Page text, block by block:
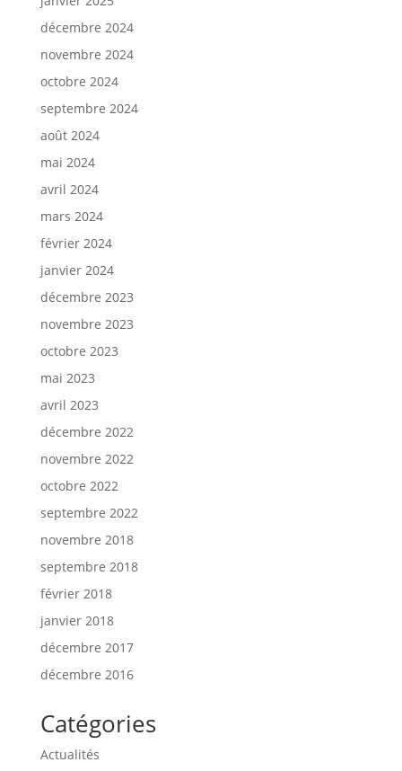
décembre 2024
novembre 2024
octobre 2024
septembre 2024
août 2024
mai 2024
avril 2024
mars 2024
février 2024
janvier 2024
décembre 2023
novembre 2023
octobre 2023
mai 2023
avril 2023
décembre 2022
novembre 2022
octobre 2022
septembre 2022
novembre 2018
septembre 2018
février 2018
janvier 2018
décembre 2017
décembre 2016
Catégories
Actualités